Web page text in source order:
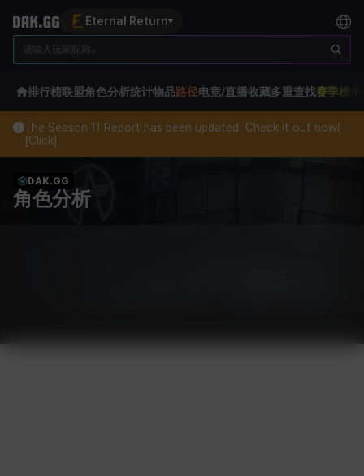
Eternal Return
排行榜联盟角色分析统计物品路径电竞/直播收藏多重查找赛季榜单
The Season 11 Report has been updated. Check it out now!
[Click]
DAK.GG
角色分析